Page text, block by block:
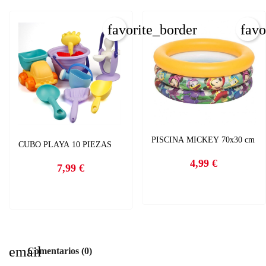
CUBO PLAYA 10 PIEZAS
Precio
7,99 €
favorite_border
PISCINA MICKEY 70x30 cm
Precio
4,99 €
emailComentarios (0)